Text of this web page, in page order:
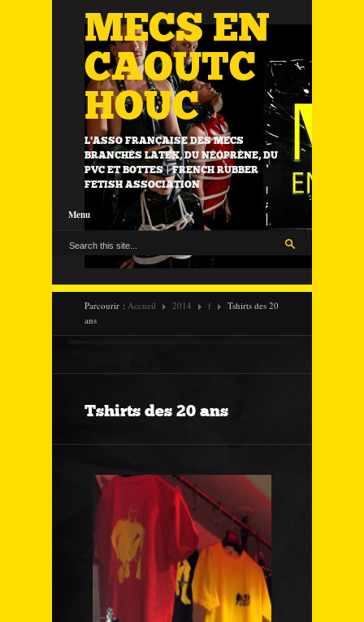
MECS EN
CAOUTC
HOUC
L'ASSO FRANÇAISE DES MECS
BRANCHÉS LATEX, DU NÉOPRÈNE, DU
PVC ET BOTTES | FRENCH RUBBER
FETISH ASSOCIATION
Menu
Parcourir : Accueil 2014 f
Tshirts des 20
ans
Tshirts des 20 ans